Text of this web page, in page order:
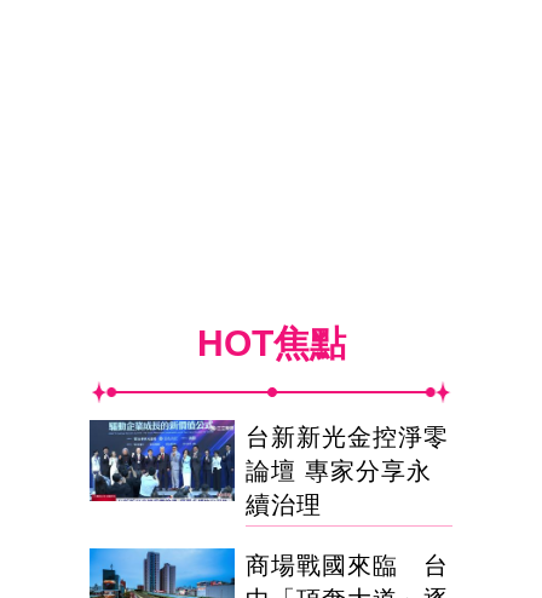
HOT焦點
台新新光金控淨零
論壇 專家分享永
續治理
商場戰國來臨 台